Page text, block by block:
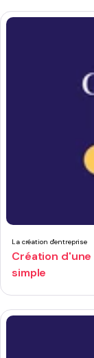
La création d'entreprise
Création d'une
simple